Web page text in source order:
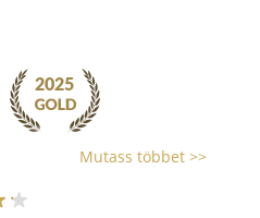
Mutass többet >>